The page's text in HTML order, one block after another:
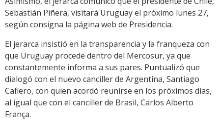
Sebastián Piñera, visitará Uruguay el próximo lunes 27,
según consigna la página web de Presidencia.
El jerarca insistió en la transparencia y la franqueza con
que Uruguay procede dentro del Mercosur, ya que
constantemente informa a sus pares. Puntualizó que
dialogó con el nuevo canciller de Argentina, Santiago
Cafiero, con quien acordó reunirse en los próximos días,
al igual que con el canciller de Brasil, Carlos Alberto
França.